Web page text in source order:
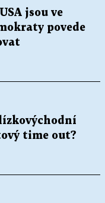
jsou ve
povede
time out?